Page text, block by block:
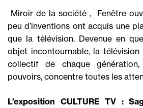
 Miroir de la société ,  Fenêtre
peu d’inventions ont acquis une
que la télévision. Devenue en
objet incontournable, la télévision
collectif de chaque
pouvoirs, concentre toutes les
L’exposition CULTURE TV :